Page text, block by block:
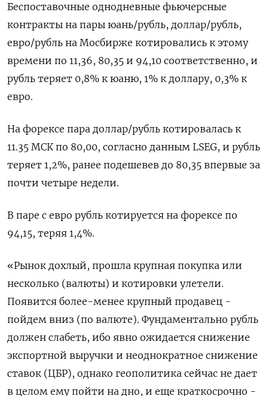
Беспоставочные однодневные фьючерсные
контракты на пары юань/рубль, доллар/рубль,
евро/рубль на Мосбирже котировались к этому
времени по 11,36, 80,35 и 94,10 соответственно, и
рубль теряет 0,8% к юаню, 1% к доллару, 0,3% к
евро.
На форексе пара доллар/рубль котировалась к
11.35 МСК по 80,00, согласно данным LSEG, и рубль
теряет 1,2%, ранее подешевев до 80,35 впервые за
почти четыре недели.
В паре с евро рубль котируется на форексе по
94,15, теряя 1,4%.
«Рынок дохлый, прошла крупная покупка или
несколько (валюты) и котировки улетели.
Появится более-менее крупный продавец -
пойдем вниз (по валюте). Фундаментально рубль
должен слабеть, ибо явно ожидается снижение
экспортной выручки и неоднократное снижение
ставок (ЦБР), однако геополитика сейчас не дает
в целом ему пойти на дно, и еще краткосрочно -